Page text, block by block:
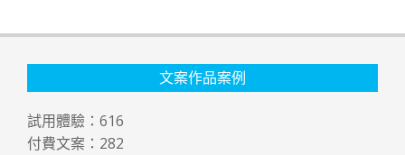
文案作品案例
試用體驗： 616
付費文案： 282